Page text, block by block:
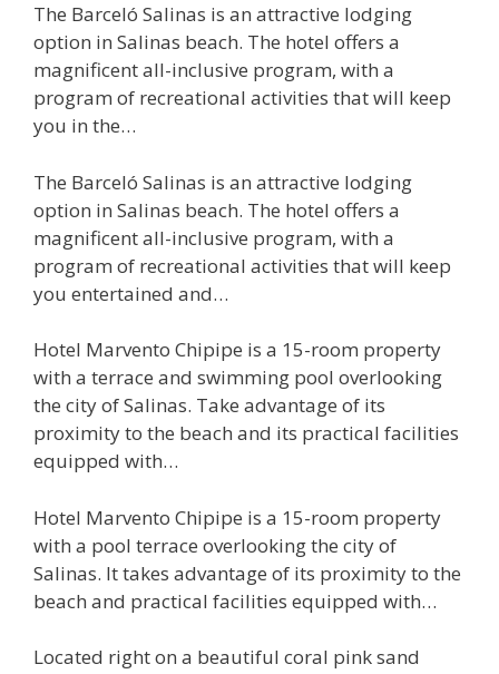
The Barceló Salinas is an attractive lodging
option in Salinas beach. The hotel offers a
magnificent all-inclusive program, with a
program of recreational activities that will keep
you in the…
The Barceló Salinas is an attractive lodging
option in Salinas beach. The hotel offers a
magnificent all-inclusive program, with a
program of recreational activities that will keep
you entertained and…
Hotel Marvento Chipipe is a 15-room property
with a terrace and swimming pool overlooking
the city of Salinas. Take advantage of its
proximity to the beach and its practical facilities
equipped with…
Hotel Marvento Chipipe is a 15-room property
with a pool terrace overlooking the city of
Salinas. It takes advantage of its proximity to the
beach and practical facilities equipped with…
Located right on a beautiful coral pink sand